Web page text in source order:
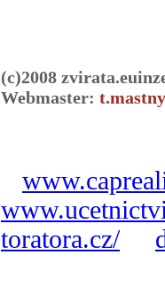
(c)2008
Webmaster:
toratora.cz/